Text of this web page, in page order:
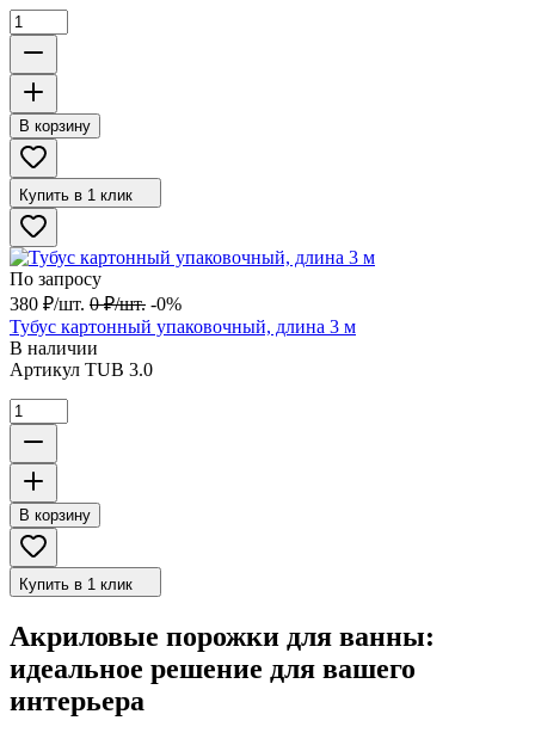
В корзину
Купить в 1 клик
По запросу
380 ₽/шт. 0 ₽/шт. -0%
Тубус картонный упаковочный, длина 3 м
В наличии
Артикул TUB 3.0
В корзину
Купить в 1 клик
Акриловые порожки для ванны:
идеальное решение для вашего
интерьера